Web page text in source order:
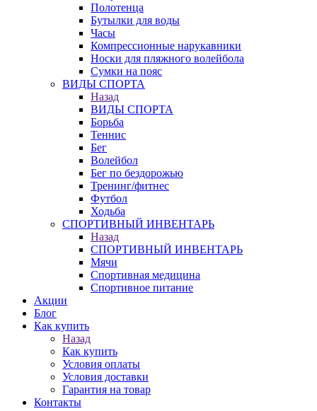
Полотенца
Бутылки для воды
Часы
Компрессионные нарукавники
Носки для пляжного волейбола
Сумки на пояс
ВИДЫ СПОРТА
Назад
ВИДЫ СПОРТА
Борьба
Теннис
Бег
Волейбол
Бег по бездорожью
Тренинг/фитнес
Футбол
Ходьба
СПОРТИВНЫЙ ИНВЕНТАРЬ
Назад
СПОРТИВНЫЙ ИНВЕНТАРЬ
Мячи
Спортивная медицина
Спортивное питание
Акции
Блог
Как купить
Назад
Как купить
Условия оплаты
Условия доставки
Гарантия на товар
Контакты